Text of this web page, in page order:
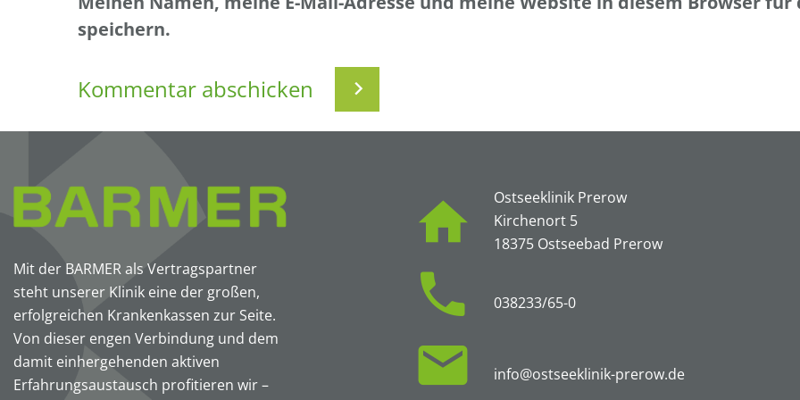
speichern.
Mit der BARMER als Vertragspartner
steht unserer Klinik eine der großen,
erfolgreichen Krankenkassen zur Seite.
Von dieser engen Verbindung und dem
damit einhergehenden aktiven
Erfahrungsaustausch profitieren wir –
Ostseeklinik Prerow
Kirchenort 5
18375 Ostseebad Prerow
038233/65-0
info@ostseeklinik-prerow.de